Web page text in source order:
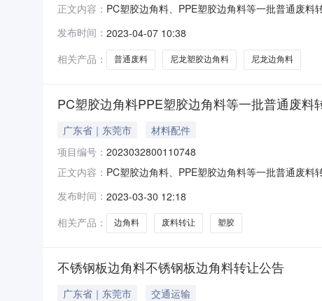
正文内容： PC塑胶边角料、PPE塑胶边角料等一批普通废
加工类型2.具有良好的商业信誉、财务状况和支
发布时间： 2023-04-07 10:38
相关产品：
普通废料 尼龙塑胶边角料 尼龙边角料
PC塑胶边角料PPE塑胶边角料等一批普通废料
广东省｜东莞市
材料配件
项目编号： 2023032800110748
正文内容： PC塑胶边角料、PPE塑胶边角料等一批普通废
加工类型2.具有良好的商业信誉、财务状况和支
发布时间： 2023-03-30 12:18
相关产品：
边角料 废料转让 塑胶
不锈钢板边角料不锈钢板边角料转让公告
广东省｜东莞市 交通运输